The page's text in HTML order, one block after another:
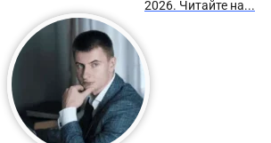
2026. Читайте на...